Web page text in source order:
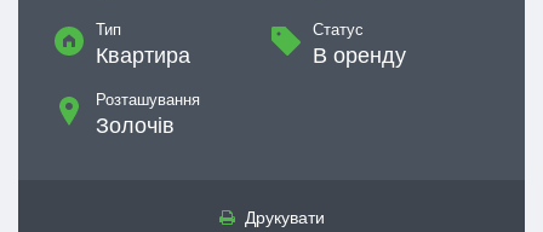
Тип
Квартира
Статус
В оренду
Розташування
Золочів
Друкувати